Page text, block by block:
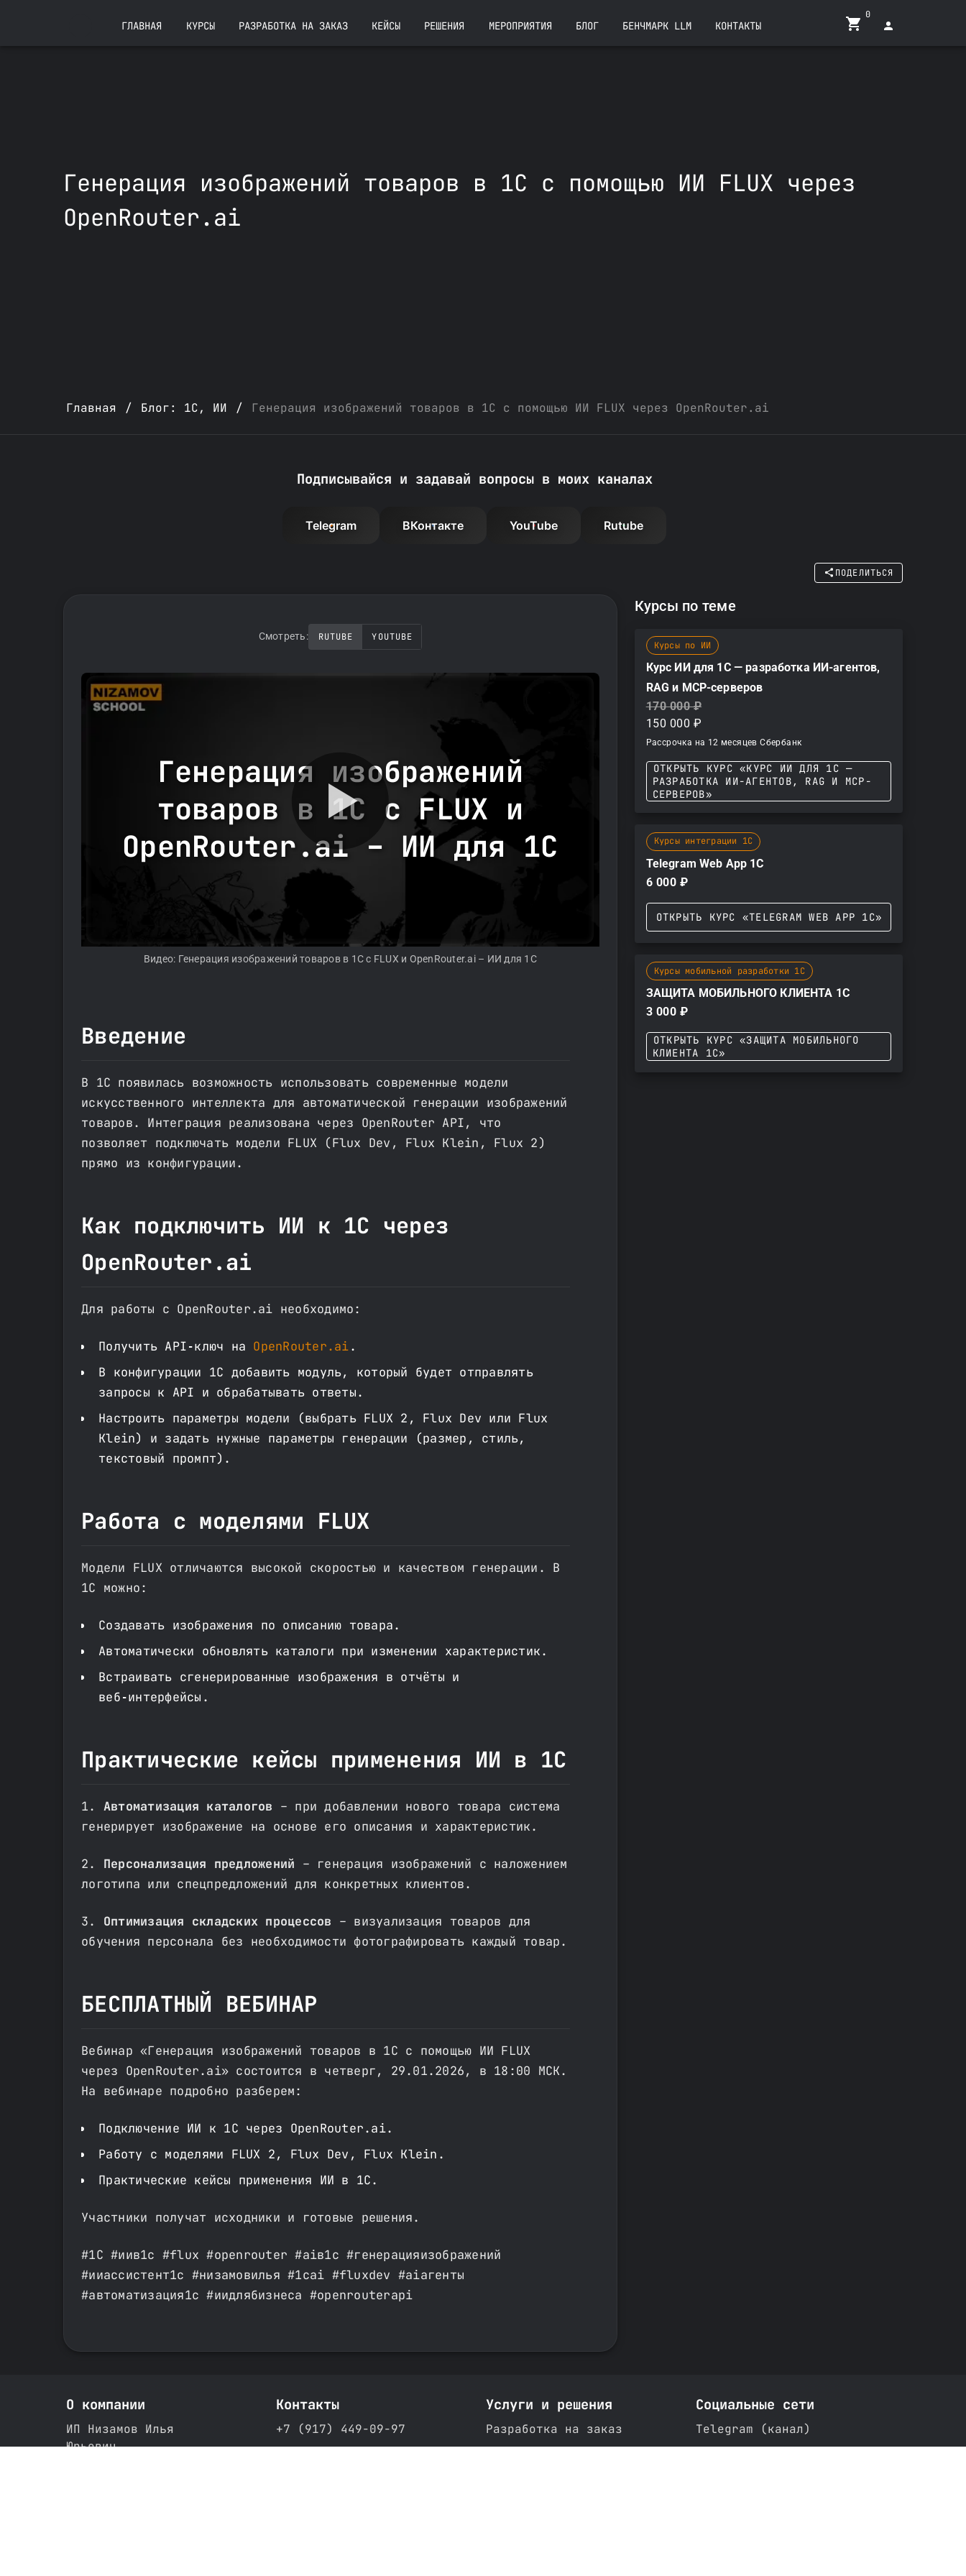
ГЛАВНАЯ КУРСЫ РАЗРАБОТКА НА ЗАКАЗ КЕЙСЫ РЕШЕНИЯ МЕРОПРИЯТИЯ БЛОГ БЕНЧМАРК LLM КОНТАКТЫ
0
Генерация изображений товаров в 1С с помощью ИИ FLUX через
OpenRouter.ai
Главная / Блог: 1С, ИИ / Генерация изображений товаров в 1С с помощью ИИ FLUX через OpenRouter.ai
Подписывайся и задавай вопросы в моих каналах
Telegram ВКонтакте YouTube Rutube
ПОДЕЛИТЬСЯ
Смотреть: RUTUBE YOUTUBE
Генерация изображений
товаров в 1С с FLUX и
OpenRouter.ai – ИИ для 1С
Видео: Генерация изображений товаров в 1С с FLUX и OpenRouter.ai – ИИ для 1С
Введение
В 1С появилась возможность использовать современные модели
искусственного интеллекта для автоматической генерации изображений
товаров. Интеграция реализована через OpenRouter API, что
позволяет подключать модели FLUX (Flux Dev, Flux Klein, Flux 2)
прямо из конфигурации.
Как подключить ИИ к 1С через
OpenRouter.ai
Для работы с OpenRouter.ai необходимо:
Получить API‑ключ на OpenRouter.ai.
В конфигурации 1С добавить модуль, который будет отправлять
запросы к API и обрабатывать ответы.
Настроить параметры модели (выбрать FLUX 2, Flux Dev или Flux
Klein) и задать нужные параметры генерации (размер, стиль,
текстовый промпт).
Работа с моделями FLUX
Модели FLUX отличаются высокой скоростью и качеством генерации. В
1С можно:
Создавать изображения по описанию товара.
Автоматически обновлять каталоги при изменении характеристик.
Встраивать сгенерированные изображения в отчёты и
веб‑интерфейсы.
Практические кейсы применения ИИ в 1С
1. Автоматизация каталогов – при добавлении нового товара система
генерирует изображение на основе его описания и характеристик.
2. Персонализация предложений – генерация изображений с наложением
логотипа или спецпредложений для конкретных клиентов.
3. Оптимизация складских процессов – визуализация товаров для
обучения персонала без необходимости фотографировать каждый товар.
БЕСПЛАТНЫЙ ВЕБИНАР
Вебинар «Генерация изображений товаров в 1С с помощью ИИ FLUX
через OpenRouter.ai» состоится в четверг, 29.01.2026, в 18:00 МСК.
На вебинаре подробно разберем:
Подключение ИИ к 1С через OpenRouter.ai.
Работу с моделями FLUX 2, Flux Dev, Flux Klein.
Практические кейсы применения ИИ в 1С.
Участники получат исходники и готовые решения.
#1С #иив1с #flux #openrouter #aiв1с #генерацияизображений
#ииассистент1с #низамовилья #1cai #fluxdev #aiагенты
#автоматизация1с #иидлябизнеса #openrouterapi
Курсы по теме
Курсы по ИИ
Курс ИИ для 1С — разработка ИИ-агентов,
RAG и MCP-серверов
170 000 ₽
150 000 ₽
Рассрочка на 12 месяцев Сбербанк
ОТКРЫТЬ КУРС «КУРС ИИ ДЛЯ 1С —
РАЗРАБОТКА ИИ-АГЕНТОВ, RAG И MCP-
СЕРВЕРОВ»
Курсы интеграции 1С
Telegram Web App 1С
6 000 ₽
ОТКРЫТЬ КУРС «TELEGRAM WEB APP 1С»
Курсы мобильной разработки 1С
ЗАЩИТА МОБИЛЬНОГО КЛИЕНТА 1С
3 000 ₽
ОТКРЫТЬ КУРС «ЗАЩИТА МОБИЛЬНОГО
КЛИЕНТА 1С»
О компании
ИП Низамов Илья
Юрьевич
Контакты
+7 (917) 449-09-97
Услуги и решения
Разработка на заказ
Социальные сети
Telegram (канал)